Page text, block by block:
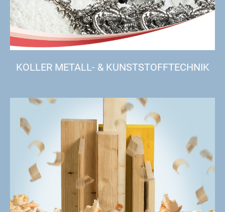
KOLLER METALL- & KUNSTSTOFFTECHNIK